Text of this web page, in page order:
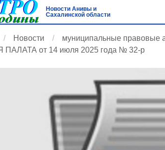
Новости Анивы и
Сахалинской области
Новости муниципальные правовые
от 14 июля 2025 года № 32-р